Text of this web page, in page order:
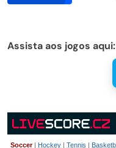
Assista aos jogos aqui: